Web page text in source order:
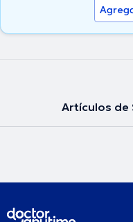
Artículos de